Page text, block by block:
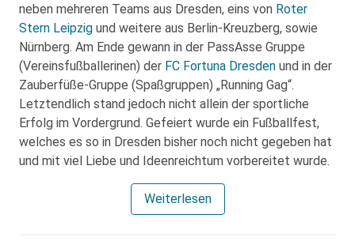
neben mehreren Teams aus Dresden, eins von Roter
Stern Leipzig und weitere aus Berlin-Kreuzberg, sowie
Nürnberg. Am Ende gewann in der PassAsse Gruppe
(Vereinsfußballerinen) der FC Fortuna Dresden und in der
Zauberfüße-Gruppe (Spaßgruppen) „Running Gag“.
Letztendlich stand jedoch nicht allein der sportliche
Erfolg im Vordergrund. Gefeiert wurde ein Fußballfest,
welches es so in Dresden bisher noch nicht gegeben hat
und mit viel Liebe und Ideenreichtum vorbereitet wurde.
Weiterlesen